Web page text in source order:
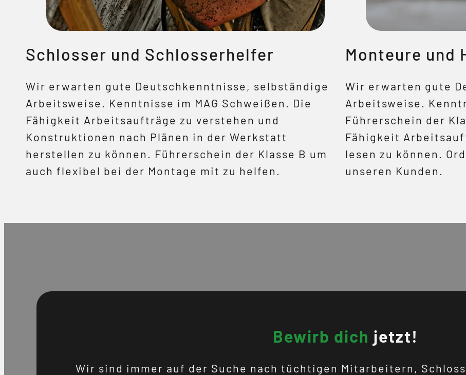
Schlosser und Schlosserhelfer
Wir erwarten gute Deutschkenntnisse, selbständige
Arbeitsweise. Kenntnisse im MAG Schweißen. Die
Fähigkeit Arbeitsaufträge zu verstehen und
Konstruktionen nach Plänen in der Werkstatt
herstellen zu können. Führerschein der Klasse B um
auch flexibel bei der Montage mit zu helfen.
Monteure und
Wir erwarten gute
Arbeitsweise.
Führerschein der
Fähigkeit
lesen zu können.
unseren Kunden.
Bewirb dich jetzt!
Wir sind immer auf der Suche nach tüchtigen Mitarbeitern,